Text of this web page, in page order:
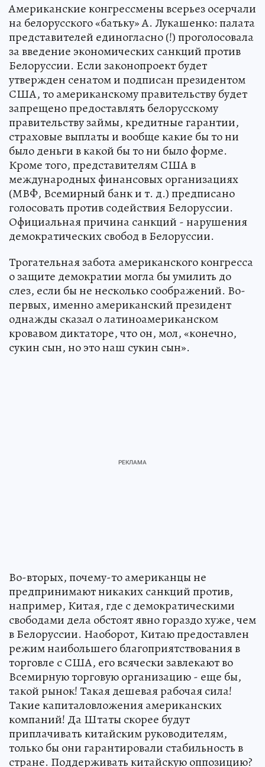
Американские конгрессмены всерьез осерчали
на белорусского «батьку» А. Лукашенко: палата
представителей единогласно (!) проголосовала
за введение экономических санкций против
Белоруссии. Если законопроект будет
утвержден сенатом и подписан президентом
США, то американскому правительству будет
запрещено предоставлять белорусскому
правительству займы, кредитные гарантии,
страховые выплаты и вообще какие бы то ни
было деньги в какой бы то ни было форме.
Кроме того, представителям США в
международных финансовых организациях
(МВФ, Всемирный банк и т. д.) предписано
голосовать против содействия Белоруссии.
Официальная причина санкций - нарушения
демократических свобод в Белоруссии.
Трогательная забота американского конгресса
о защите демократии могла бы умилить до
слез, если бы не несколько соображений. Во-
первых, именно американский президент
однажды сказал о латиноамериканском
кровавом диктаторе, что он, мол, «конечно,
сукин сын, но это наш сукин сын».
Во-вторых, почему-то американцы не
предпринимают никаких санкций против,
например, Китая, где с демократическими
свободами дела обстоят явно гораздо хуже, чем
в Белоруссии. Наоборот, Китаю предоставлен
режим наибольшего благоприятствования в
торговле с США, его всячески завлекают во
Всемирную торговую организацию - еще бы,
такой рынок! Такая дешевая рабочая сила!
Такие капиталовложения американских
компаний! Да Штаты скорее будут
приплачивать китайским руководителям,
только бы они гарантировали стабильность в
стране. Поддерживать китайскую оппозицию?